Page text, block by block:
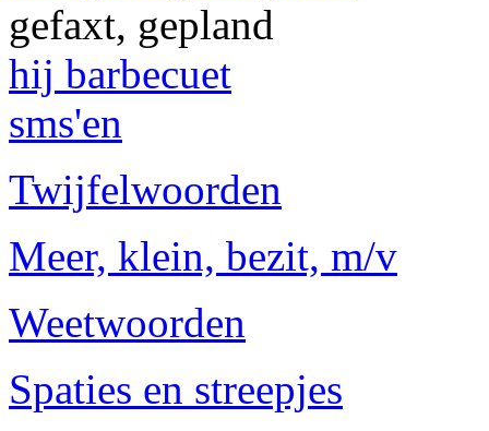
gefaxt, gepland
hij barbecuet
sms'en
Twijfelwoorden
Meer, klein, bezit, m/v
Weetwoorden
Spaties en streepjes